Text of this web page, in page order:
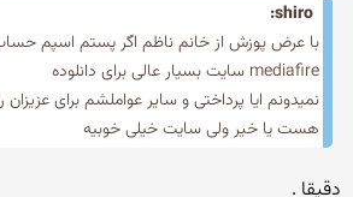
shiro:
با عرض پوزش از خانم ناظم اگر پستم اسپم
mediafire سایت بسیار عالی برای دانلوده
نمیدونم ایا پرداختی و سایر عواملشم برای
هست یا خیر ولی سایت خیلی خوبیه
دقیقا .